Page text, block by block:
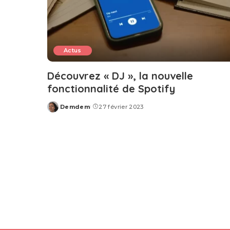
Actus
Découvrez « DJ », la nouvelle
fonctionnalité de Spotify
Posted
Demdem 27 février 2023